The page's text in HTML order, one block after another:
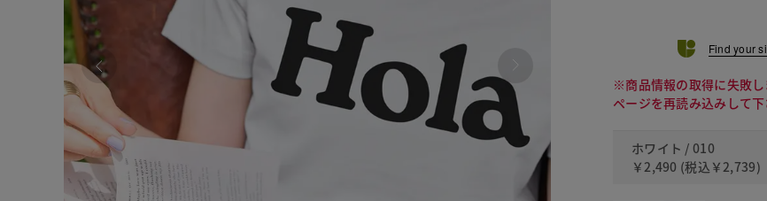
Find your
※商品情報の取得に失敗し
ページを再読み込みして下
ホワイト / 010
￥2,490 (税込 ￥2,739)